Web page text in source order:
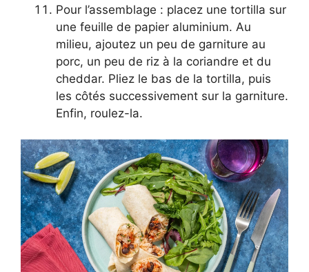
Pour l’assemblage : placez une tortilla sur
une feuille de papier aluminium. Au
milieu, ajoutez un peu de garniture au
porc, un peu de riz à la coriandre et du
cheddar. Pliez le bas de la tortilla, puis
les côtés successivement sur la garniture.
Enfin, roulez-la.